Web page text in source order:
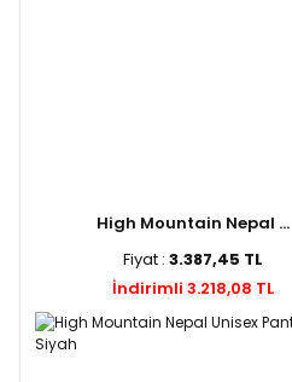
High Mountain Nepal ...
Fiyat : 3.387,45 TL
İndirimli 3.218,08 TL